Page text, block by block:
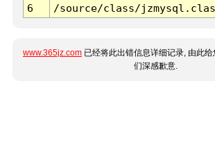
6
/source/class/
www.365jz.com 已经将此出错信息详细记录, 由此
们深感歉意.